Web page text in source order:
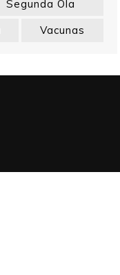
Segunda Ola
Vacunas